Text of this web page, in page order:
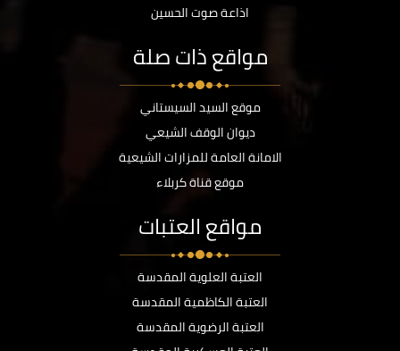
اذاعة صوت الحسين
مواقع ذات صلة
موقع السيد السيستاني
ديوان الوقف الشيعي
الامانة العامة للمزارات الشيعية
موقع قناة كربلاء
مواقع العتبات
العتبة العلوية المقدسة
العتبة الكاظمية المقدسة
العتبة الرضوية المقدسة